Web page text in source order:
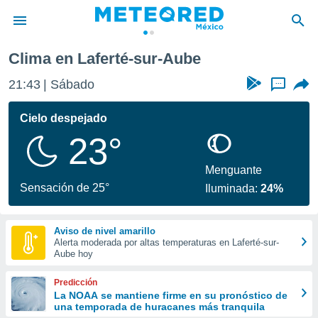
de
ha sido
calidad.
a este
las
y
forma
digital
basada
Clima en Laferté-sur-Aube
21:43 Sábado ...
Cielo despejado
23°
Sensación de 25°
Menguante
Iluminada:24%
Aviso de nivel amarillo
Alerta moderada por altas temperaturas en Laferté-sur-
Aube hoy
Predicción
La NOAA se mantiene firme en su pronóstico de
una temporada de huracanes más tranquila